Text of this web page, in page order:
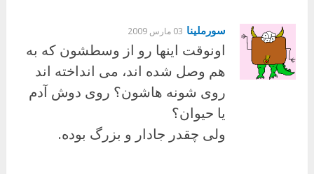
سورملینا 03 مارس 2009
اونوقت اینها رو از وسطشون که به
هم وصل شده اند، می انداخته اند
روی شونه هاشون؟ روی دوش آدم
یا حیوان؟
ولی چقدر جادار و بزرگ بوده.